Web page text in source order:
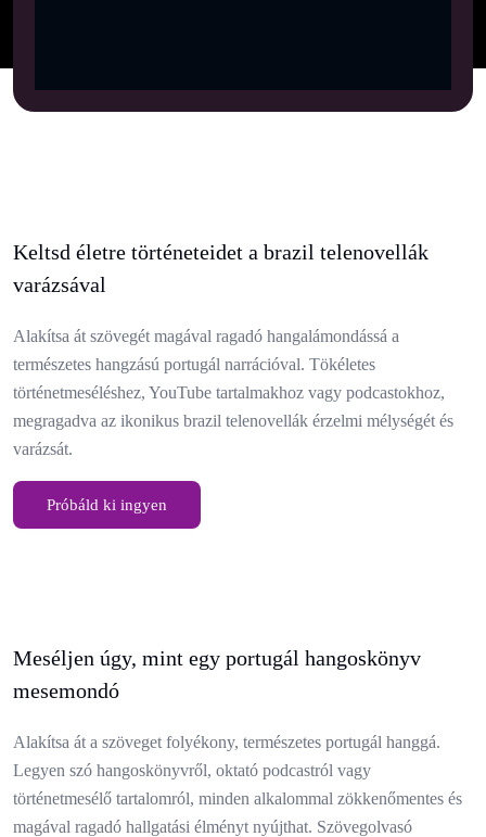
Keltsd életre történeteidet a brazil telenovellák
varázsával
Alakítsa át szövegét magával ragadó hangalámondássá a
természetes hangzású portugál narrációval. Tökéletes
történetmeséléshez, YouTube tartalmakhoz vagy podcastokhoz,
megragadva az ikonikus brazil telenovellák érzelmi mélységét és
varázsát.
Próbáld ki ingyen
Meséljen úgy, mint egy portugál hangoskönyv
mesemondó
Alakítsa át a szöveget folyékony, természetes portugál hanggá.
Legyen szó hangoskönyvről, oktató podcastról vagy
történetmesélő tartalomról, minden alkalommal zökkenőmentes és
magával ragadó hallgatási élményt nyújthat. Szövegolvasó